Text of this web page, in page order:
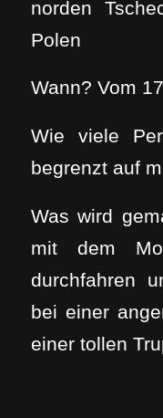
norden
Polen
Wann? Vom
Wie viele
begrenzt auf
Was wird
mit dem
durchfahren
bei einer
einer tollen